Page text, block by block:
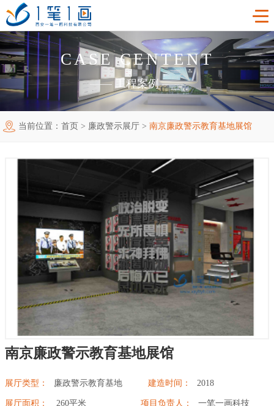
首页
工程案例
主题多媒体展厅
廉政警示展厅
法治教育基地
禁毒教育基地
红色党建教育基地
产品中心
VR虚拟现实
AR增强现实
触控一体机
创新展项
互动投影
幻影成像
数字沙盘
特效屏幕
新闻中心
公司新闻
展厅资讯
常见问题
关于我们
企业简介
企业文化
荣誉资质
加入我们
合作代理
诚聘精英
联系我们
联系我们
区域负责人
CASE CENTENT
—— 工程案例 ——
当前位置： 首页 > 廉政警示展厅 > 南京廉政警示教育基地展馆
南京廉政警示教育基地展馆
展厅类型： 廉政警示教育基地 建造时间： 2018
展厅面积： 260平米 项目负责人： 一笔一画科技